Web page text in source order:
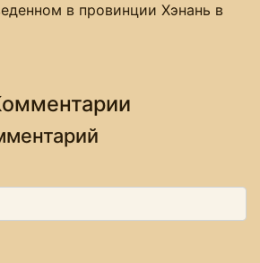
в провинции Хэнань в